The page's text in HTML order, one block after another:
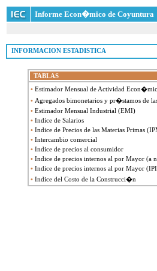
Informe Econ�mico de Coyuntura
 INFORMACION ESTADISTICA
TABLAS
• Estimador Mensual de Actividad
• Agregados bimonetarios y pr�stamos de
• Estimador Mensual Industrial (EMI)
• Indice de Salarios
• Indice de Precios de las Materias Primas
• Intercambio comercial
• Indice de precios al consumidor
• Indice de precios internos al por Mayor (a
• Indice de precios internos al por Mayor
• Indice del Costo de la Construcci�n